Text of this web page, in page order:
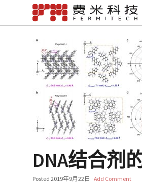
DNA结合剂
Posted2019年9月22日 ·Add Comment